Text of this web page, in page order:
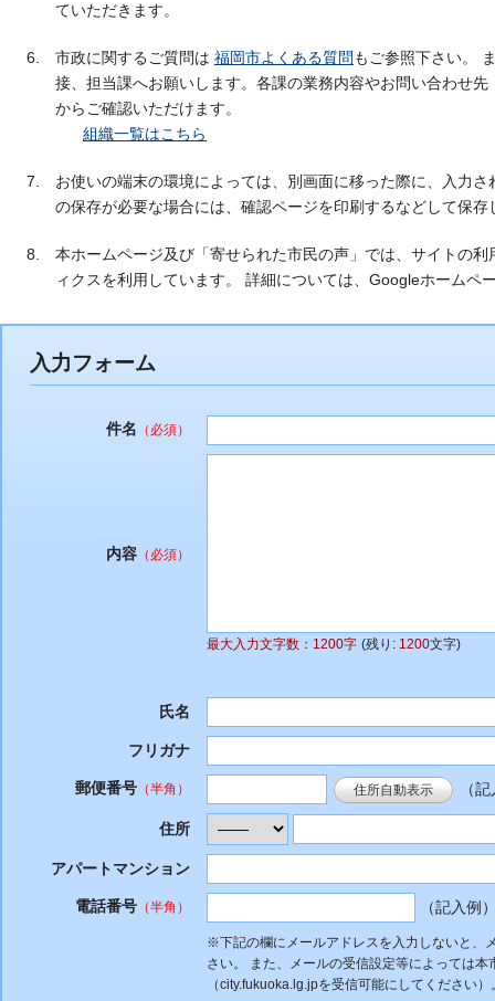
ていただきます。
市政に関するご質問は 福岡市よくある質問 もご参照下さい。
接、担当課へお願いします。各課の業務内容やお問い合わせ
からご確認いただけます。
組織一覧はこちら
お使いの端末の環境によっては、別画面に移った際に、入力
の保存が必要な場合には、確認ページを印刷するなどして保
本ホームページ及び「寄せられた市民の声」では、サイトの
ィクスを利用しています。 詳細については、Googleホームペ
入力フォーム
件名 （必須）
内容 （必須）
最大入力文字数：1200字 (残り: 1200文字)
氏名
フリガナ
郵便番号 （半角） 住所自動表示 （
住所
アパートマンション
電話番号 （半角） （記入例
※下記の欄にメールアドレスを入力しないと、
さい。 また、メールの受信設定等によっては
（city.fukuoka.lg.jpを受信可能にしてください）